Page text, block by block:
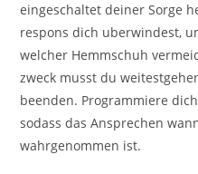
eingeschaltet deiner Sorge
respons dich uberwindest,
welcher Hemmschuh
zweck musst du
beenden. Programmiere
sodass das Ansprechen
wahrgenommen ist.